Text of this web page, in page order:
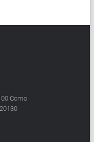
Como